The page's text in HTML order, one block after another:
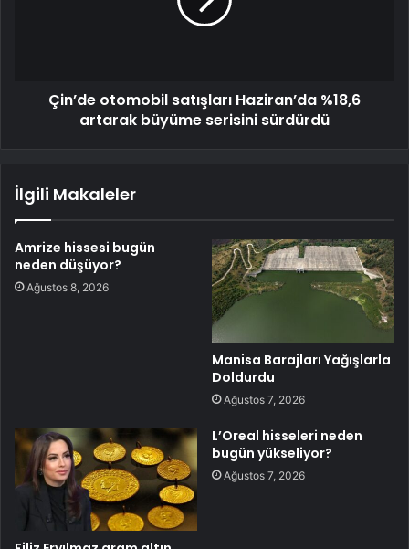
Çin’de otomobil satışları Haziran’da %18,6
artarak büyüme serisini sürdürdü
İlgili Makaleler
Amrize hissesi bugün
neden düşüyor?
Ağustos 8, 2026
Manisa Barajları Yağışlarla
Doldurdu
Ağustos 7, 2026
L’Oreal hisseleri neden
bugün yükseliyor?
Ağustos 7, 2026